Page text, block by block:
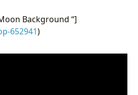
Background “]
652941)